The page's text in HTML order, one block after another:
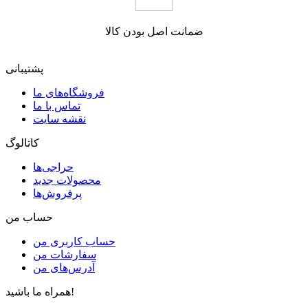
ضمانت اصل بودن کالا
پشتیبانی
فروشگاه‌های ما
تماس با ما
نقشه سایت
کاتالوگ
حراجی‌ها
محصولات جدید
پرفروش‌ها
حساب من
حساب کاربری من
سفارشات من
آدرس‌های من
همراه ما باشید!